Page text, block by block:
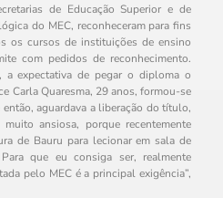
de Educação Superior e de
do MEC, reconheceram para fins
os cursos de instituições de ensino
com pedidos de reconhecimento.
a expectativa de pegar o diploma o
Carla Quaresma, 29 anos, formou-se
aguardava a liberação do título,
ansiosa, porque recentemente
de Bauru para lecionar em sala de
que eu consiga ser, realmente
pelo MEC é a principal exigência”,